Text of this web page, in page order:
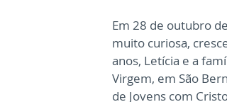
Em 28 de outubro
muito curiosa,
anos, Letícia e a
Virgem, em São
de Jovens com